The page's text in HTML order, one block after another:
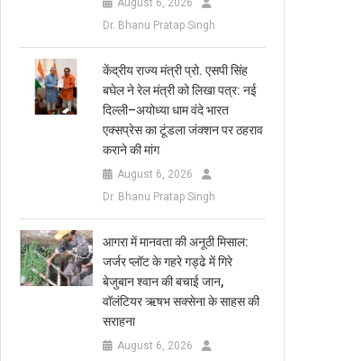
August 6, 2026
Dr. Bhanu Pratap Singh
केंद्रीय राज्य मंत्री प्रो. एसपी सिंह
बघेल ने रेल मंत्री को लिखा पत्र: नई
दिल्ली–अयोध्या धाम वंदे भारत
एक्सप्रेस का टूंडला जंक्शन पर ठहराव
कराने की मांग
August 6, 2026
Dr. Bhanu Pratap Singh
आगरा में मानवता की अनूठी मिसाल:
जर्जर प्लॉट के गहरे गड्ढे में गिरे
बेजुबान श्वान की बचाई जान,
वॉलंटियर ऋषभ सक्सेना के साहस की
सराहना
August 6, 2026